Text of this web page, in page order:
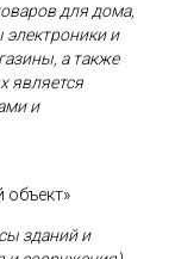
для дома,
и
а также
является
и
объект»
зданий и